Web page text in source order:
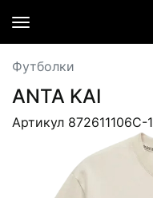
Футболки
ANTA KAI
Артикул 872611106C-1